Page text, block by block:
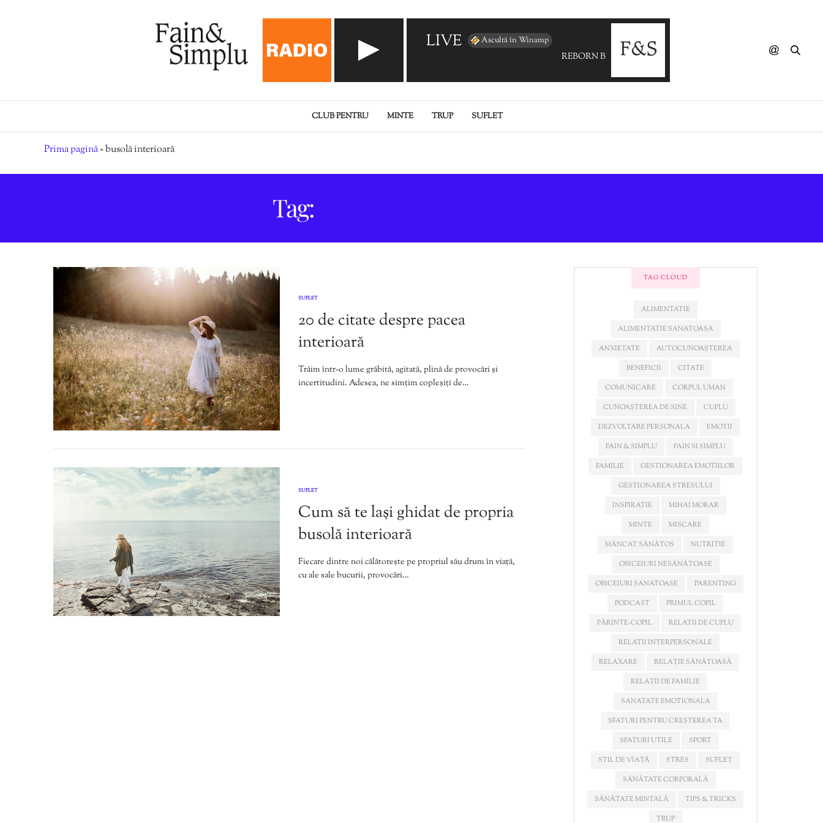
LIVE Ascultă în Winamp
REBORN BEAT - I Love The Way You Love
CLUB PENTRU MINTE TRUP SUFLET
Prima pagină»busolă interioară
Tag:
SUFLET
20 de citate despre pacea
interioară
Trăim într-o lume grăbită, agitată, plină de provocări și
incertitudini. Adesea, ne simțim copleșiți de…
SUFLET
Cum să te lași ghidat de propria
busolă interioară
Fiecare dintre noi călătorește pe propriul său drum în viață,
cu ale sale bucurii, provocări…
TAG CLOUD
ALIMENTATIE
ALIMENTATIE SANATOASA
ANXIETATE
AUTOCUNOAȘTEREA
BENEFICII
CITATE
COMUNICARE
CORPUL UMAN
CUNOAȘTEREA DE SINE
CUPLU
DEZVOLTARE PERSONALA
EMOTII
FAIN & SIMPLU
FAIN SI SIMPLU
FAMILIE
GESTIONAREA EMOTIILOR
GESTIONAREA STRESULUI
INSPIRATIE
MIHAI MORAR
MINTE
MISCARE
MÂNCAT SĂNĂTOS
NUTRITIE
OBICEIURI NESĂNĂTOASE
OBICEIURI SANATOASE
PARENTING
PODCAST
PRIMUL COPIL
PĂRINTE-COPIL
RELATII DE CUPLU
RELATII INTERPERSONALE
RELAXARE
RELAȚIE SĂNĂTOASĂ
RELAȚII DE FAMILIE
SANATATE EMOTIONALA
SFATURI PENTRU CREȘTEREA TA
SFATURI UTILE
SPORT
STIL DE VIAȚĂ
STRES
SUFLET
SĂNĂTATE CORPORALĂ
SĂNĂTATE MINTALĂ
TIPS & TRICKS
TRUP